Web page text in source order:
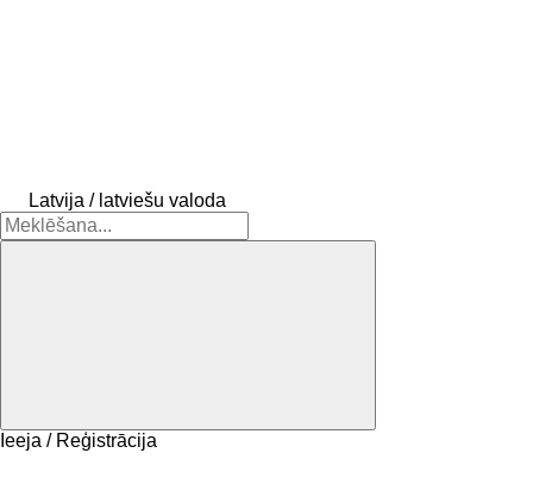
Latvija / latviešu valoda
Ieeja / Reģistrācija